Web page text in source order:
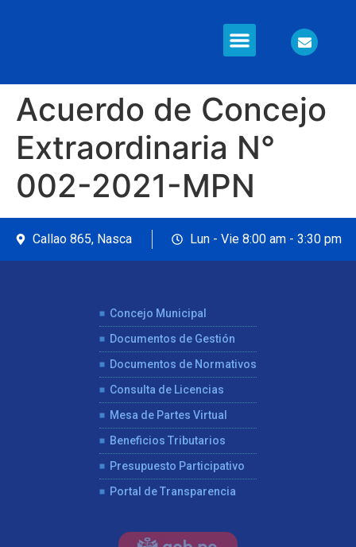
Acuerdo de Concejo
Extraordinaria N°
002-2021-MPN
Callao 865, Nasca Lun - Vie 8:00 am - 3:30 pm
Concejo Municipal
Documentos de Gestión
Documentos de Normativos
Consulta de Licencias
Mesa de Partes Virtual
Beneficios Tributarios
Presupuesto Participativo
Portal de Transparencia